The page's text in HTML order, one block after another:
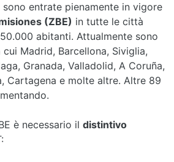
sono entrate pienamente in vigore
(ZBE) in tutte le città
abitanti. Attualmente sono
cui Madrid, Barcellona, Siviglia,
Granada, Valladolid, A Coruña,
Cartagena e molte altre. Altre 89
è necessario il distintivo